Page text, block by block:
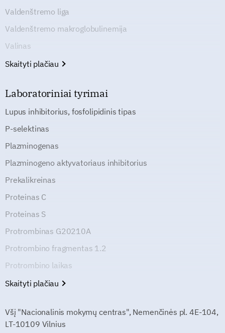
Valdenštremo liga
Valdenštremo makroglobulinemija
Valinas
Skaityti plačiau
Laboratoriniai tyrimai
Lupus inhibitorius, fosfolipidinis tipas
P-selektinas
Plazminogenas
Plazminogeno aktyvatoriaus inhibitorius
Prekalikreinas
Proteinas C
Proteinas S
Protrombinas G20210A
Protrombino fragmentas 1.2
Protrombino laikas
Skaityti plačiau
Všį "Nacionalinis mokymų centras", Nemenčinės pl. 4E-104,
LT-10109 Vilnius